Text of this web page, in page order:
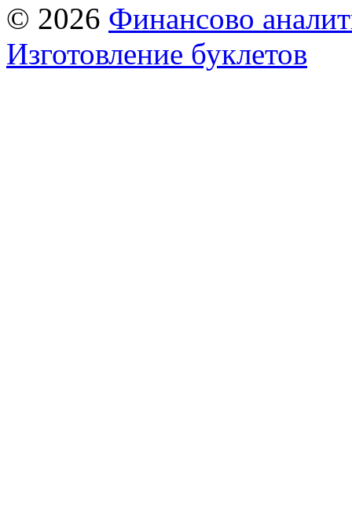
© 2026 Финансово
Изготовление буклетов